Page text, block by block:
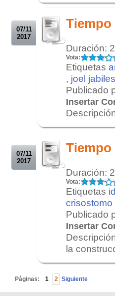
07/11
2017
Tiempo
Duración:
Vota:
Etiquetas
, joel jabiles
Publicado
Insertar
07/11
2017
Tiempo
Duración:
Vota:
Etiquetas
crisostomo
Publicado
Insertar
la
Páginas: 1 2 Siguiente